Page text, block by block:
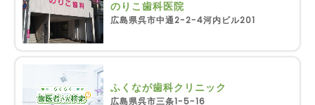
のりこ歯科医院
広島県呉市中通2-2-4河内ビル201
ふくなが歯科クリニック
広島県呉市三条1-5-16